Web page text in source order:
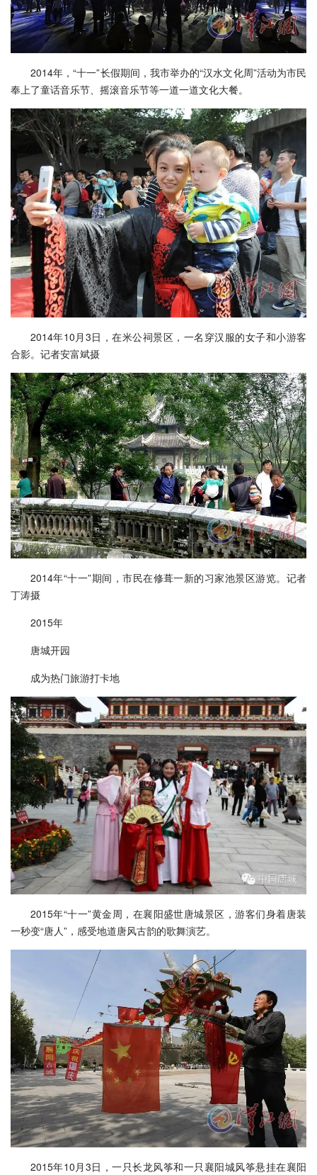
2014年，“十一”长假期间，我市举办的“汉水文化周”活动为市民
奉上了童话音乐节、摇滚音乐节等一道一道文化大餐。
2014年10月3日，在米公祠景区，一名穿汉服的女子和小游客
合影。记者安富斌摄
2014年“十一”期间，市民在修葺一新的习家池景区游览。记者
丁涛摄
2015年
唐城开园
成为热门旅游打卡地
2015年“十一”黄金周，在襄阳盛世唐城景区，游客们身着唐装
一秒变“唐人”，感受地道唐风古韵的歌舞演艺。
2015年10月3日，一只长龙风筝和一只襄阳城风筝悬挂在襄阳